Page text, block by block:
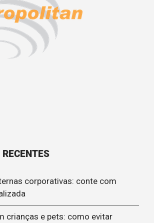
corporativas: conte com
crianças e pets: como evitar